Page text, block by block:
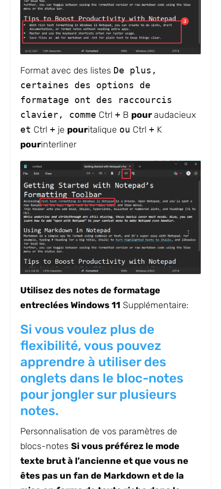
Format avec des listes De plus,
certaines des options de
formatage ont des raccourcis
clavier, comme Ctrl + B pouraudacieux
et Ctrl + je pouritalique ou Ctrl + K
pourinterliner
Utilisez des notes de formatage
entreclées Windows 11 Supplémentaire:
Si vous voulez plus de
flexibilité, vous pouvez
apprendre à utiliser des
onglets dans le bloc-notes
pour jongler sur plusieurs
notes.
Personnalisation de vos paramètres de
blocs-notes Si vous préférez le mode
texte brut à l’ancienne et que vous ne
êtes pas un fan de Markdown et de la